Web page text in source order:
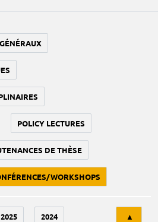
POLICY LECTURES
DE THÈSE
WORKSHOPS
2025 2024 ▲